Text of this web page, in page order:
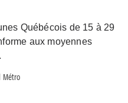
Québécois de 15 à 29
aux moyennes
Métro